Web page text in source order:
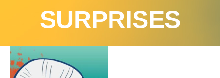
SURPRISES